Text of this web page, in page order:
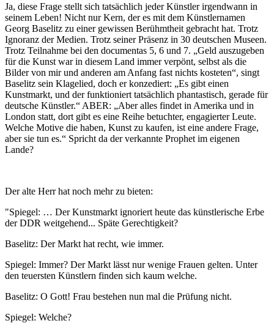
Ja, diese Frage stellt sich tatsächlich jeder Künstler irgendwann in
seinem Leben! Nicht nur Kern, der es mit dem Künstlernamen
Georg Baselitz zu einer gewissen Berühmtheit gebracht hat. Trotz
Ignoranz der Medien. Trotz seiner Präsenz in 30 deutschen Museen.
Trotz Teilnahme bei den documentas 5, 6 und 7. „Geld auszugeben
für die Kunst war in diesem Land immer verpönt, selbst als die
Bilder von mir und anderen am Anfang fast nichts kosteten“, singt
Baselitz sein Klagelied, doch er konzediert: „Es gibt einen
Kunstmarkt, und der funktioniert tatsächlich phantastisch, gerade für
deutsche Künstler.“ ABER: „Aber alles findet in Amerika und in
London statt, dort gibt es eine Reihe betuchter, engagierter Leute.
Welche Motive die haben, Kunst zu kaufen, ist eine andere Frage,
aber sie tun es.“ Spricht da der verkannte Prophet im eigenen
Lande?
Der alte Herr hat noch mehr zu bieten:
"Spiegel: … Der Kunstmarkt ignoriert heute das künstlerische Erbe
der DDR weitgehend... Späte Gerechtigkeit?
Baselitz: Der Markt hat recht, wie immer.
Spiegel: Immer? Der Markt lässt nur wenige Frauen gelten. Unter
den teuersten Künstlern finden sich kaum welche.
Baselitz: O Gott! Frau bestehen nun mal die Prüfung nicht.
Spiegel: Welche?